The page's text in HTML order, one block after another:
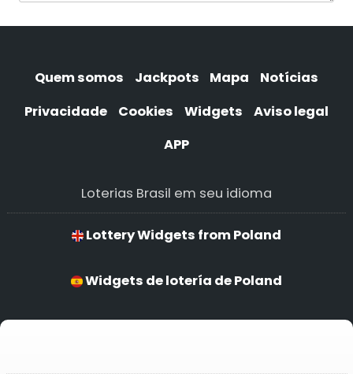
Quem somos Jackpots Mapa
Notícias
Privacidade
Cookies Widgets
Aviso legal
APP
Loterias Brasil em seu idioma
Lottery Widgets from Poland
Widgets de lotería de Poland
Widgets de loteria de Poland